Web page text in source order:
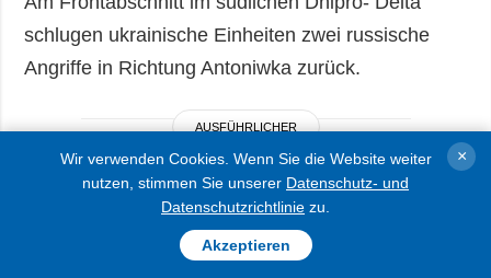
schlugen ukrainische Einheiten zwei russische
Angriffe in Richtung Antoniwka zurück.
AUSFÜHRLICHER
Russische Sturmeinheiten
Wir verwenden Cookies. Wenn Sie die Website weiter
nutzen, stimmen Sie unserer Datenschutz- und
Datenschutzrichtlinie zu.
Akzeptieren
×